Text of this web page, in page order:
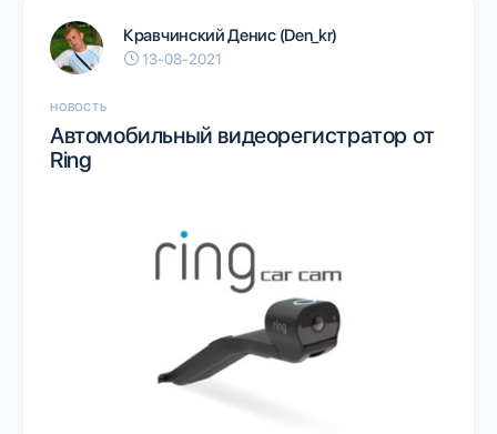
Кравчинский Денис (Den_kr)
13-08-2021
НОВОСТЬ
Автомобильный видеорегистратор от
Ring